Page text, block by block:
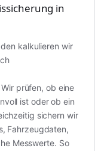
in
kalkulieren wir
prüfen, ob eine
ist oder ob ein
sichern wir
Fahrzeugdaten,
Messwerte. So